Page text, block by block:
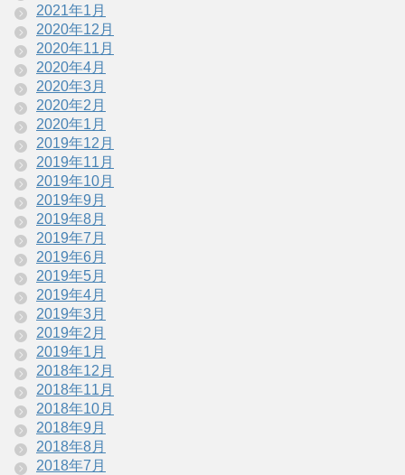
2021年1月
2020年12月
2020年11月
2020年4月
2020年3月
2020年2月
2020年1月
2019年12月
2019年11月
2019年10月
2019年9月
2019年8月
2019年7月
2019年6月
2019年5月
2019年4月
2019年3月
2019年2月
2019年1月
2018年12月
2018年11月
2018年10月
2018年9月
2018年8月
2018年7月